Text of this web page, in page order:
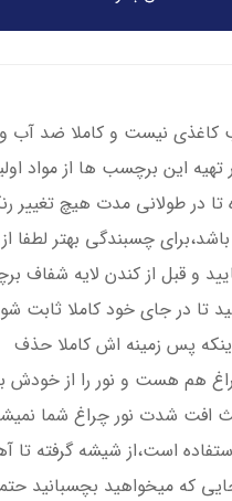
نیست و کاملا ضد آب
تهیه این برچسب ها از مواد
در طولانی مدت هیچ تغییر
چسبندگی بهتر لطفا
و قبل از کندن لایه شفاف
تا در جای خود کاملا ثابت
پس زمینه اش کاملا حذف
هم هست و نور را از خودش
افت شدت نور چراغ شما
است،از شیشه گرفته تا
که میخواهید بچسبانید